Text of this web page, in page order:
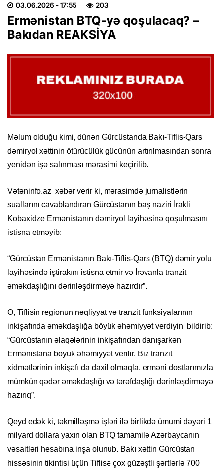
03.06.2026 - 17:55 203
Ermənistan BTQ-yə qoşulacaq? –
Bakıdan REAKSİYA
Məlum olduğu kimi, dünən Gürcüstanda Bakı-Tiflis-Qars
dəmiryol xəttinin ötürücülük gücünün artırılmasından sonra
yenidən işə salınması mərasimi keçirilib.
Vətəninfo.az xəbər verir ki, mərasimdə jurnalistlərin
suallarını cavablandıran Gürcüstanın baş naziri İrakli
Kobaxidze Ermənistanın dəmiryol layihəsinə qoşulmasını
istisna etməyib:
“Gürcüstan Ermənistanın Bakı-Tiflis-Qars (BTQ) dəmir yolu
layihəsində iştirakını istisna etmir və İrəvanla tranzit
əməkdaşlığını dərinləşdirməyə hazırdır”.
O, Tiflisin regionun nəqliyyat və tranzit funksiyalarının
inkişafında əməkdaşlığa böyük əhəmiyyət verdiyini bildirib:
“Gürcüstanın əlaqələrinin inkişafından danışarkən
Ermənistana böyük əhəmiyyət verilir. Biz tranzit
xidmətlərinin inkişafı da daxil olmaqla, erməni dostlarımızla
mümkün qədər əməkdaşlığı və tərəfdaşlığı dərinləşdirməyə
hazırıq”.
Qeyd edək ki, təkmilləşmə işləri ilə birlikdə ümumi dəyəri 1
milyard dollara yaxın olan BTQ tamamilə Azərbaycanın
vəsaitləri hesabına inşa olunub. Bakı xəttin Gürcüstan
hissəsinin tikintisi üçün Tiflisə çox güzəştli şərtlərlə 700